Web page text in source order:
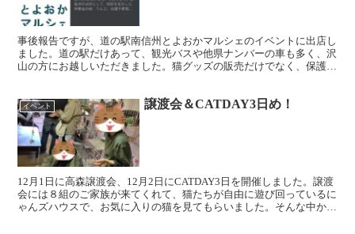
事後報告ですが、道の駅南信州とよおかマルシェのイベントに出店し
ました。道の駅だけあって、観光バスや他県ナンバーの車も多く、沢
山の方にお越しいただきました。猫グッズの販売だけでなく、保護猫
イベント 譲渡会＆CATDAY3日め！
12月1日に高森譲渡会、12月2日にCATDAY3日を開催しました。譲渡
会には８組のご家族が来てくれて、猫たちが自由に遊び回っているに
ゃんズハウスで、お気に入りの猫を見てもらいました。そんな中から